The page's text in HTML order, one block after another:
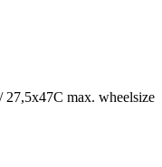
max. wheelsize